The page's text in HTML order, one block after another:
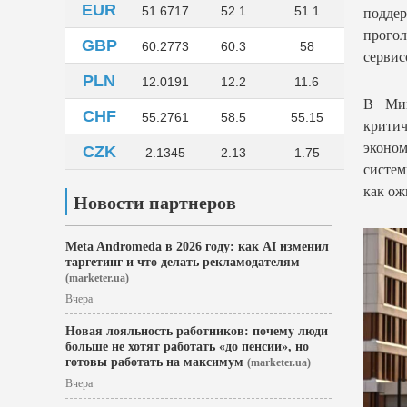
EUR 51.6717 52.1 51.1
GBP 60.2773 60.3 58
PLN 12.0191 12.2 11.6
CHF 55.2761 58.5 55.15
CZK 2.1345 2.13 1.75
Новости партнеров
Meta Andromeda в 2026 году: как AI изменил
таргетинг и что делать рекламодателям
(marketer.ua)
Вчера
Новая лояльность работников: почему люди
больше не хотят работать «до пенсии», но
готовы работать на максимум (marketer.ua)
Вчера
В
как